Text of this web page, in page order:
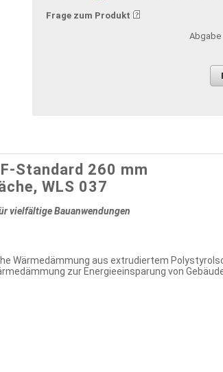
Frage zum Produkt
Abgabe
Standard 260 mm
WLS 037
vielfältige Bauanwendungen
Wärmedämmung aus extrudiertem
zur Energieeinsparung von